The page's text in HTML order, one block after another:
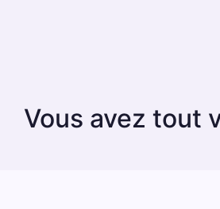
Vous avez tout